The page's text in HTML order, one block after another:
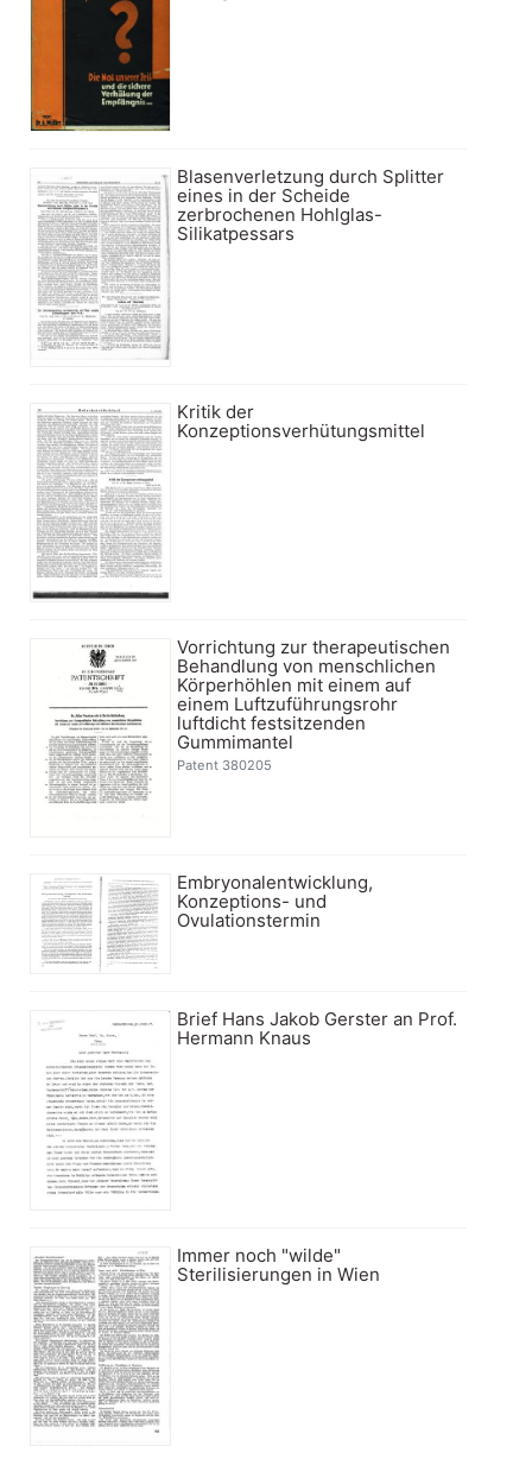
Blasenverletzung durch Splitter
eines in der Scheide
zerbrochenen Hohlglas-
Silikatpessars
Kritik der
Konzeptionsverhütungsmittel
Vorrichtung zur therapeutischen
Behandlung von menschlichen
Körperhöhlen mit einem auf
einem Luftzuführungsrohr
luftdicht festsitzenden
Gummimantel
Patent 380205
Embryonalentwicklung,
Konzeptions- und
Ovulationstermin
Brief Hans Jakob Gerster an Prof.
Hermann Knaus
Immer noch "wilde"
Sterilisierungen in Wien